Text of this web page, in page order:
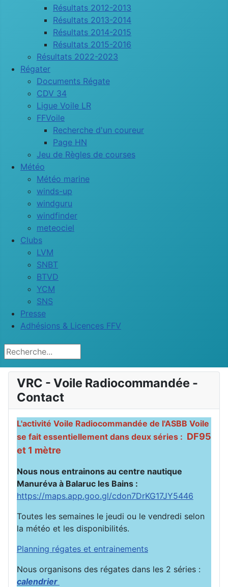
Résultats 2012-2013
Résultats 2013-2014
Résultats 2014-2015
Résultats 2015-2016
Résultats 2022-2023
Régater
Documents Régate
CDV 34
Ligue Voile LR
FFVoile
Recherche d'un coureur
Page HN
Jeu de Règles de courses
Météo
Météo marine
winds-up
windguru
windfinder
meteociel
Clubs
LVM
SNBT
BTVD
YCM
SNS
Presse
Adhésions & Licences FFV
Rechercher
VRC - Voile Radiocommandée -
Contact
L'activité Voile Radiocommandée de l'ASBB Voile
se fait essentiellement dans deux séries : DF95
et 1 mètre
Nous nous entrainons au centre nautique
Manuréva à Balaruc les Bains :
https://maps.app.goo.gl/cdon7DrKG17JY5446
Toutes les semaines le jeudi ou le vendredi selon
la météo et les disponibilités.
Planning régates et entrainements
Nous organisons des régates dans les 2 séries :
calendrier